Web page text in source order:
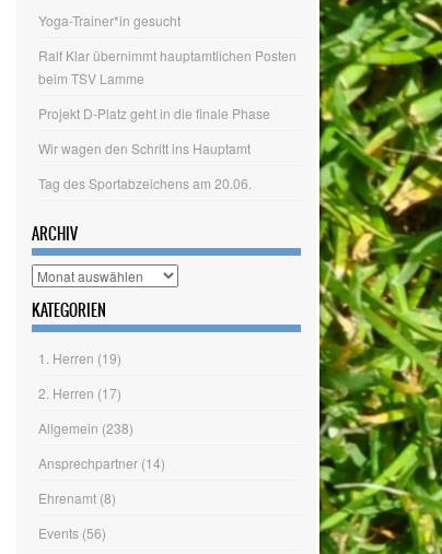
UNSER AUSRÜSTUNGSPARTNER
NEUESTE BEITRÄGE
Ralf Klar übernimmt hauptamtlichen Posten
beim TSV Lamme
Projekt D-Platz geht in die finale Phase
Wir wagen den Schritt ins Hauptamt
Tag des Sportabzeichens am 20.06.
Archiv
KATEGORIEN
1. Herren(19)